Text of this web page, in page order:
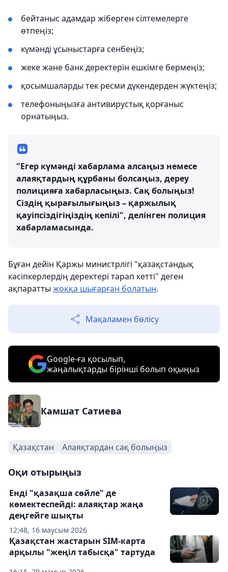
бейтаныс адамдар жіберген сілтемелерге
өтпеңіз;
күмәнді ұсыныстарға сенбеңіз;
жеке және банк деректерін ешкімге бермеңіз;
қосымшаларды тек ресми дүкендерден жүктеңіз;
телефоныңызға антивирустық қорғаныс
орнатыңыз.
"Егер күмәнді хабарлама алсаңыз немесе
алаяқтардың құрбаны болсаңыз, дереу
полицияға хабарласыңыз. Сақ болыңыз!
Сіздің қырағылығыңыз – қаржылық
қауіпсіздігіңіздің кепілі", делінген полиция
хабарламасында.
Бұған дейін Қаржы министрлігі "қазақстандық
кәсіпкерлердің деректері тарап кетті" деген
ақпаратты жоққа шығарған болатын.
Мақаламен бөлісу
Google-ға қосылып,
жаңалықтарды бірінші болып оқыңыз
Камшат Сатиева
Қазақстан Алаяқтардан сақ болыңыз
Оқи отырыңыз
12:48, 16 маусым 2026
Енді "қазақша сөйле" де
көмектеспейді: алаяқтар жаңа
деңгейге шықты
Қазақстан жастарын SIM-карта
арқылы "жеңіл табысқа" тартуда